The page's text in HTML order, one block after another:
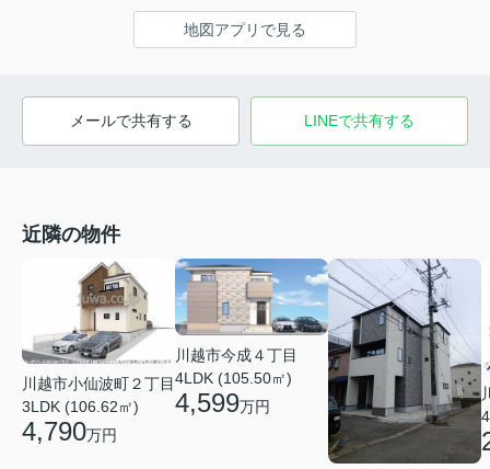
地図アプリで見る
メールで共有する LINEで共有する
近隣の物件
川越市小仙波町２丁目
3LDK (106.62㎡)
4,790万円
川越市今成４丁目
4LDK (105.50㎡)
4,599万円